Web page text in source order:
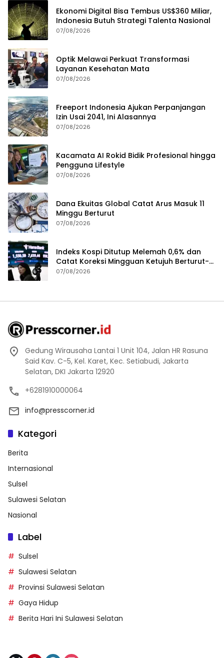
Ekonomi Digital Bisa Tembus US$360 Miliar,
Indonesia Butuh Strategi Talenta Nasional
07/08/2026
Optik Melawai Perkuat Transformasi
Layanan Kesehatan Mata
07/08/2026
Freeport Indonesia Ajukan Perpanjangan
Izin Usai 2041, Ini Alasannya
07/08/2026
Kacamata AI Rokid Bidik Profesional hingga
Pengguna Lifestyle
07/08/2026
Dana Ekuitas Global Catat Arus Masuk 11
Minggu Berturut
07/08/2026
Indeks Kospi Ditutup Melemah 0,6% dan
Catat Koreksi Mingguan Ketujuh Berturut-
turut
07/08/2026
Gedung Wirausaha Lantai 1 Unit 104, Jalan HR Rasuna
Said Kav. C-5, Kel. Karet, Kec. Setiabudi, Jakarta
Selatan, DKI Jakarta 12920
+6281910000064
info@presscorner.id
Kategori
Berita
Internasional
Sulsel
Sulawesi Selatan
Nasional
Label
Sulsel
Sulawesi Selatan
Provinsi Sulawesi Selatan
Gaya Hidup
Berita Hari Ini Sulawesi Selatan